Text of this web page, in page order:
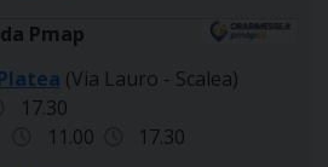
Pmap
(Via Lauro - Scalea)
17.30
11.00
17.30